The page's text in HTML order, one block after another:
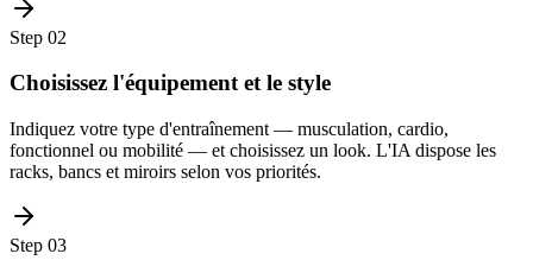
Step 02
Choisissez l'équipement et le style
Indiquez votre type d'entraînement — musculation, cardio,
fonctionnel ou mobilité — et choisissez un look. L'IA dispose les
racks, bancs et miroirs selon vos priorités.
Step 03